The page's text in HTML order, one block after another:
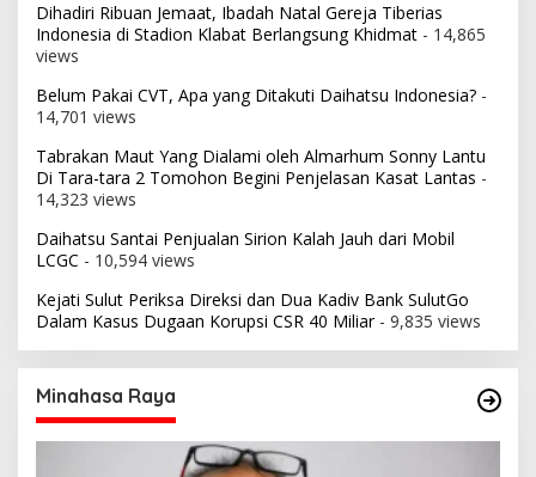
Dihadiri Ribuan Jemaat, Ibadah Natal Gereja Tiberias
Indonesia di Stadion Klabat Berlangsung Khidmat - 14,865
views
Belum Pakai CVT, Apa yang Ditakuti Daihatsu Indonesia? -
14,701 views
Tabrakan Maut Yang Dialami oleh Almarhum Sonny Lantu
Di Tara-tara 2 Tomohon Begini Penjelasan Kasat Lantas -
14,323 views
Daihatsu Santai Penjualan Sirion Kalah Jauh dari Mobil
LCGC - 10,594 views
Kejati Sulut Periksa Direksi dan Dua Kadiv Bank SulutGo
Dalam Kasus Dugaan Korupsi CSR 40 Miliar- 9,835 views
Minahasa Raya